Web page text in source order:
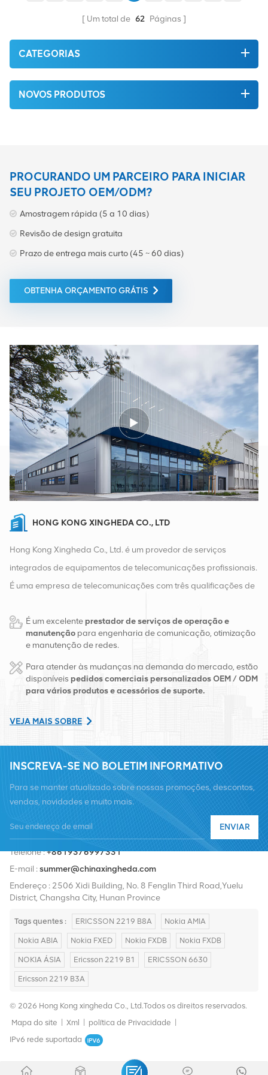
estável em toda a faixa de
temperatura operacional.
Um total de 62 Páginas
CATEGORIAS
NOVOS PRODUTOS
PROCURANDO UM PARCEIRO PARA INICIAR
SEU PROJETO OEM/ODM?
Amostragem rápida (5 a 10 dias)
Revisão de design gratuita
Prazo de entrega mais curto (45 ~ 60 dias)
OBTENHA ORÇAMENTO GRÁTIS
HONG KONG XINGHEDA CO., LTD
Hong Kong Xingheda Co., Ltd. é um provedor de serviços
integrados de equipamentos de telecomunicações profissionais.
É uma empresa de telecomunicações com três qualificações de
empresa possui dois armazéns inteligentes e centros de
distribuição de fábrica em Changsha e Hong Kong. Em 2016,
China. Com sede na China, realizamos negócios internacionais
no Sudeste Asiático, Europa, Estados Unidos, África e Rússia,
equipamentos e serviços de manutenção abrangentes, como
transmissão, fornecimento de energia, módulos ópticos, cabos,
terminais e materiais auxiliares de suporte. Os prestadores de
serviços incluem Nokia, Ericsson, Huawei, ZTE, Bell, Alcatel,
Nortel, Siemens e Lucent. Expandiremos nossa participação no
mercado internacional com produtos de alta qualidade, serviços
de alta qualidade, preços razoáveis ​​e entrega pontual.
É um excelenteprestador de serviços de operação e
manutenção para engenharia de comunicação, otimização
e manutenção de redes.
Para atender às mudanças na demanda do mercado, estão
disponíveispedidos comerciais personalizados OEM / ODM
para vários produtos e acessórios de suporte.
VEJA MAIS SOBRE
INSCREVA-SE NO BOLETIM INFORMATIVO
Para se manter atualizado sobre nossas promoções, descontos,
vendas, novidades e muito mais.
ENVIAR
Telefone :+8619376997331
E-mail :summer@chinaxingheda.com
Endereço : 2506 Xidi Building, No. 8 Fenglin Third Road,Yuelu
District, Changsha City, Hunan Province
Tags quentes : ERICSSON 2219 B8A Nokia AMIA
Nokia ABIA Nokia FXED Nokia FXDB Nokia FXDB
NOKIA ÁSIA Ericsson 2219 B1 ERICSSON 6630
Ericsson 2219 B3A
© 2026 Hong Kong xingheda Co., Ltd.Todos os direitos reservados.
Mapa do site
Xml política de Privacidade
IPv6 rede suportada